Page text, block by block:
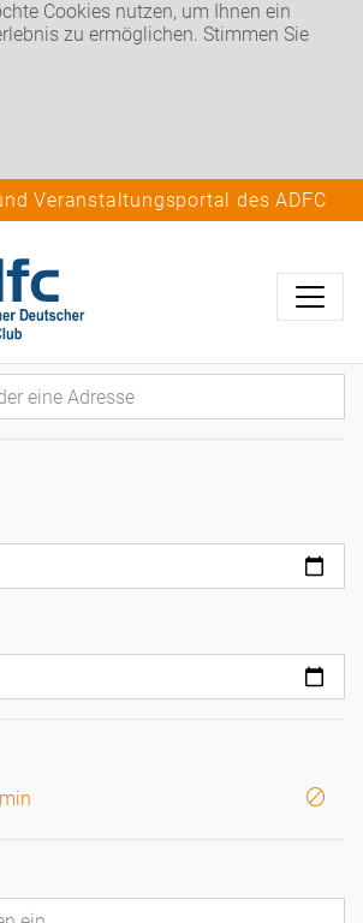
Cookies nutzen, um Ihnen ein
zu ermöglichen. Stimmen Sie
Veranstaltungsportal des ADFC